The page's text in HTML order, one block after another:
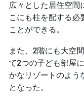
広々とした居住空間
こにも柱を配する必
ことができる。
また、2階にも大空
て2つの子ども部屋
かなリゾートのよう
となった。